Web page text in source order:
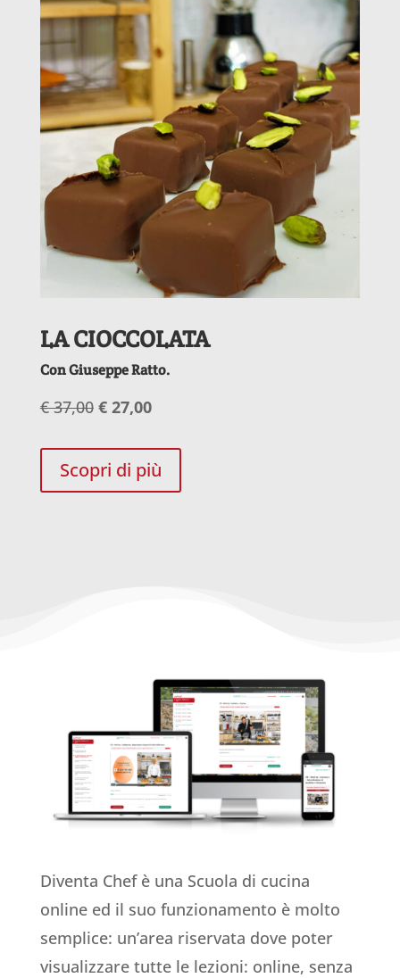
LA CIOCCOLATA
Con Giuseppe Ratto.
€ 37,00€ 27,00
Scopri di più
Diventa Chef è una Scuola di cucina
online ed il suo funzionamento è molto
semplice: un’area riservata dove poter
visualizzare tutte le lezioni: online, senza